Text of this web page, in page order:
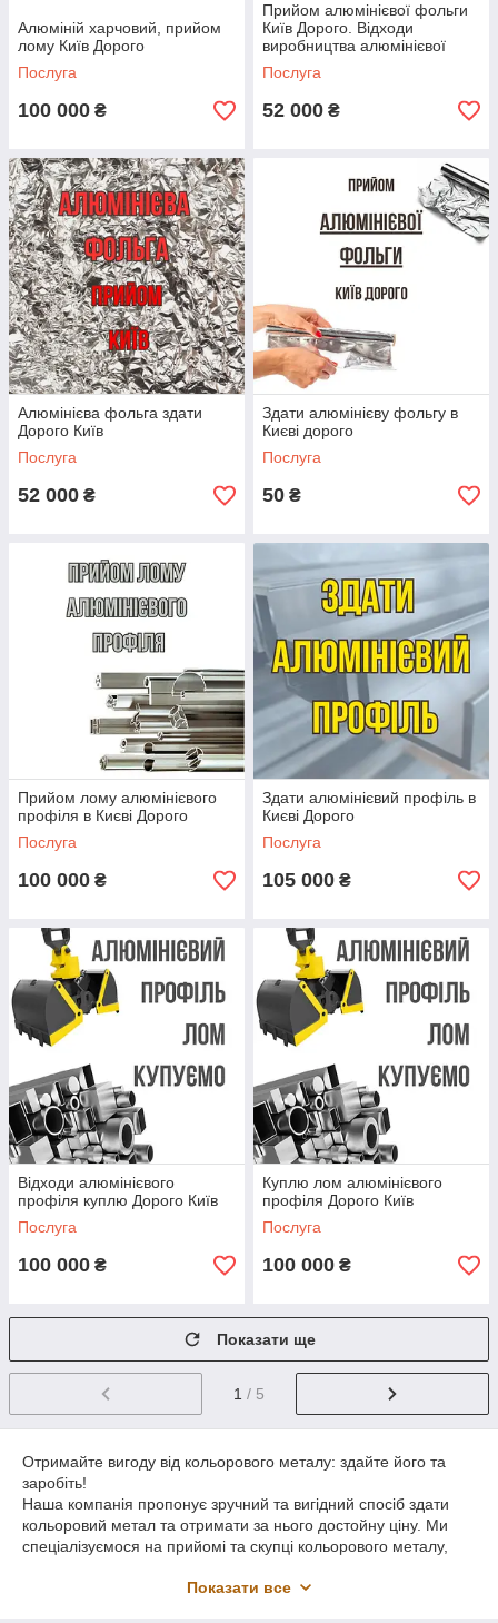
Алюміній харчовий, прийом
лому Київ Дорого
Послуга
100 000 ₴
Прийом алюмінієвої фольги
Київ Дорого. Відходи
виробництва алюмінієвої
фольги
Послуга
52 000 ₴
Алюмінієва фольга здати
Дорого Київ
Послуга
52 000 ₴
Здати алюмінієву фольгу в
Києві дорого
Послуга
50 ₴
Прийом лому алюмінієвого
профіля в Києві Дорого
Послуга
100 000 ₴
Здати алюмінієвий профіль в
Києві Дорого
Послуга
105 000 ₴
Відходи алюмінієвого
профіля куплю Дорого Київ
Послуга
100 000 ₴
Куплю лом алюмінієвого
профіля Дорого Київ
Послуга
100 000 ₴
Показати ще
1 / 5
Отримайте вигоду від кольорового металу: здайте його та
заробіть!
Наша компанія пропонує зручний та вигідний спосіб здати
кольоровий метал та отримати за нього достойну ціну. Ми
спеціалізуємося на прийомі та скупці кольорового металу,
Показати все